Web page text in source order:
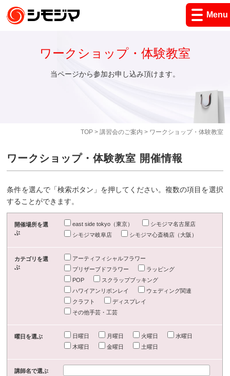
Menu
TOP> 講習会のご案内 > ワークショップ・体験教室
ワークショップ・体験教室
当ページから参加お申し込み頂けます。
ワークショップ・体験教室 開催情報
条件を選んで「検索ボタン」を押してください。複数の項目を選択
することができます。
開催場所を選
ぶ
east side tokyo（東京）
シモジマ名古屋店
シモジマ岐阜店
シモジマ心斎橋店（大阪）
カテゴリを選
ぶ
アーティフィシャルフラワー
プリザーブドフラワー
ラッピング
POP
スクラップブッキング
ハワイアンリボンレイ
ウェディング関連
クラフト
ディスプレイ
その他手芸・工芸
曜日を選ぶ 日曜日 月曜日 火曜日
水曜日
木曜日
金曜日 土曜日
講師名で選ぶ